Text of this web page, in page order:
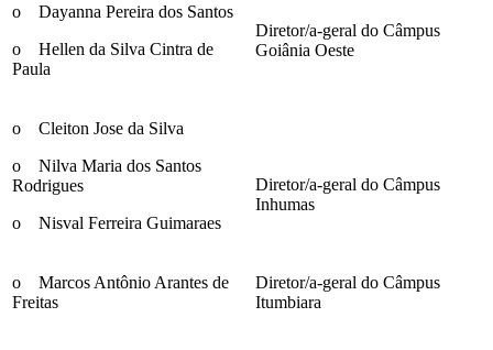
o Dayanna Pereira dos Santos
o Hellen da Silva Cintra de
Paula
Diretor/a-geral do Câmpus
Goiânia Oeste
o Cleiton Jose da Silva
o Nilva Maria dos Santos
Rodrigues
o Nisval Ferreira Guimaraes
Diretor/a-geral do Câmpus
Inhumas
o Marcos Antônio Arantes de
Freitas
Diretor/a-geral do Câmpus
Itumbiara